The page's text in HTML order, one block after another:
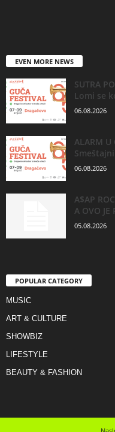
EVEN MORE NEWS
SUTRA
Lomi se
06.08.2026
ALARM U
06.08.2026
A$AP
A OVO
05.08.2026
POPULAR CATEGORY
MUSIC
ART & CULTURE
SHOWBIZ
LIFESTYLE
BEAUTY & FASHION